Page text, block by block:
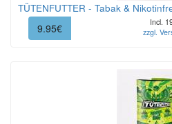
TÜTENFUTTER - Tabak &
9.95€
Incl.
zzgl.